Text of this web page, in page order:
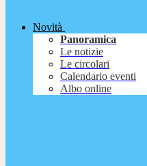
Novità
Panoramica
Le notizie
Le circolari
Calendario eventi
Albo online